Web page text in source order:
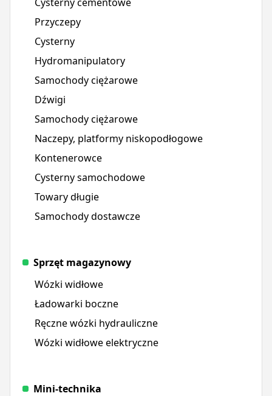
Przyczepy
Cysterny
Hydromanipulatory
Samochody ciężarowe
Dźwigi
Samochody ciężarowe
Naczepy, platformy niskopodłogowe
Kontenerowce
Cysterny samochodowe
Towary długie
Samochody dostawcze
Sprzęt magazynowy
Wózki widłowe
Ładowarki boczne
Ręczne wózki hydrauliczne
Wózki widłowe elektryczne
Mini-technika